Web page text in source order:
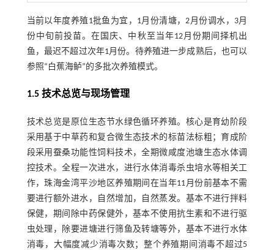
当前以年度养殖1批鱼为宜，1月份清塘，2月份调水，3月
份中旬前投苗。在国庆、中秋至当年12月份期间择机出
鱼，最迟不超过次年1月份。待养殖进一步成熟后，也可以
参照“白蕉海鲈”的多批次养殖模式。
1.5 技术总览与现场管理
技术总览是原位生态节水绿色循环养殖。核心是育幼阶段
采用基于中草药和复合微生态技术的标苗法标粗；育成阶
段采用蚕桑功能性饲料技术，全期微咸度池塘生态水体调
控技术。全程一次进水，进行水体消毒杀虫培水等相关工
作，珠海金湾平沙地区养殖期间在当年11月份前基本不需
要进行额外进水，自然增加，自然蒸发。基本不进行拌料
保健，期间除中药保健外，基本不使用抗生素和不进行驱
虫处理，除要进塘进行筛鱼及转塘等外，基本不进行水体
消毒，大幅度减少消毒次数；整个养殖期间消毒不超过5